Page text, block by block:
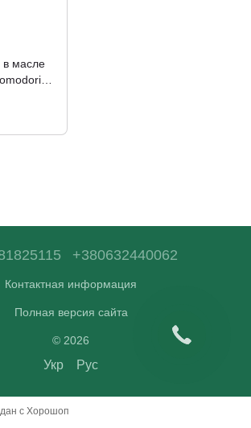
масле
+380632440062
Контактная информация
Полная версия сайта
© 2026
Укр Рус
с Хорошоп